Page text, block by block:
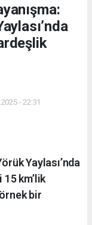
- 22:31
Yaylası’nda
km’lik
bir